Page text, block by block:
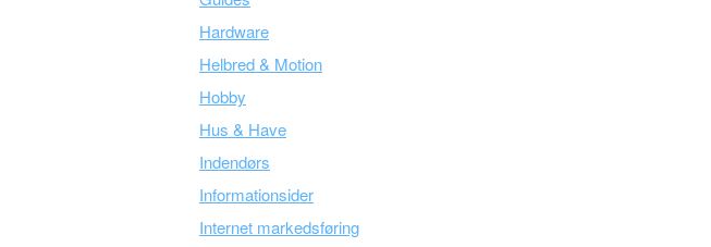
Hardware
Helbred & Motion
Hobby
Hus & Have
Indendørs
Informationsider
Internet markedsføring